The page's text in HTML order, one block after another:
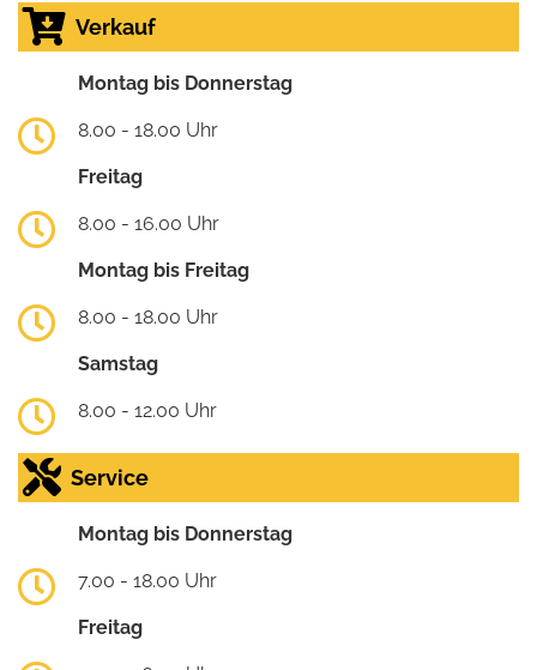
Verkauf
Montag bis Donnerstag
8.00 - 18.00 Uhr
Freitag
8.00 - 16.00 Uhr
Montag bis Freitag
8.00 - 18.00 Uhr
Samstag
8.00 - 12.00 Uhr
Service
Montag bis Donnerstag
7.00 - 18.00 Uhr
Freitag